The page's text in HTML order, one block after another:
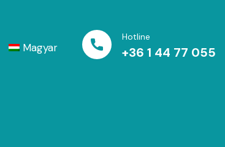
Magyar
Hotline
+36 1 44 77 055